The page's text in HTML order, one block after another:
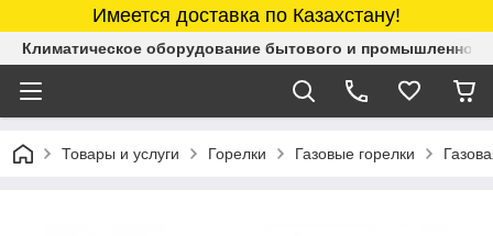
Имеется доставка по Казахстану!
Климатическое оборудование бытового и промышленного
Товары и услуги Горелки Газовые горелки